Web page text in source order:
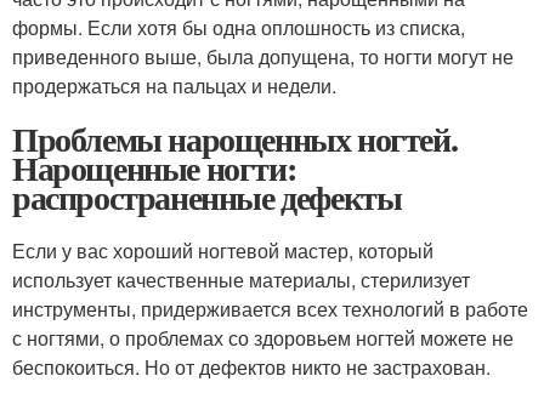
формы. Если хотя бы одна оплошность из списка,
приведенного выше, была допущена, то ногти могут не
продержаться на пальцах и недели.
Проблемы нарощенных ногтей.
Нарощенные ногти:
распространенные дефекты
Если у вас хороший ногтевой мастер, который
использует качественные материалы, стерилизует
инструменты, придерживается всех технологий в работе
с ногтями, о проблемах со здоровьем ногтей можете не
беспокоиться. Но от дефектов никто не застрахован.